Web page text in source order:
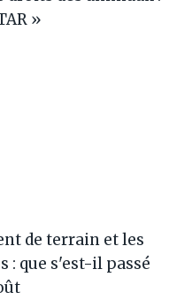
»
de terrain et les
: que s'est-il passé